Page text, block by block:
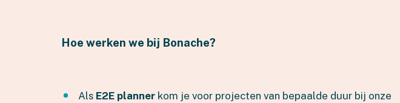
Hoe werken we bij Bonache?
Als E2E planner kom je voor projecten van bepaalde duur bij onze